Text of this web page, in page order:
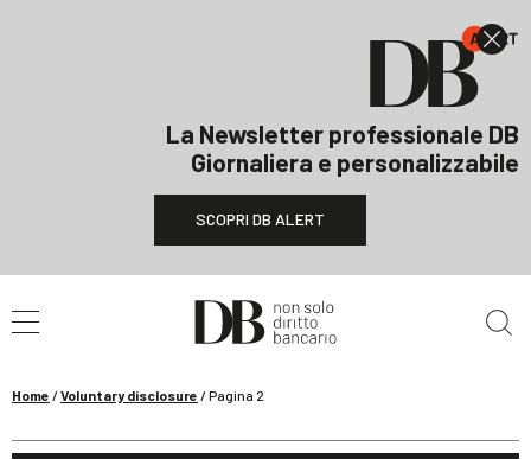
La Newsletter professionale DB
Giornaliera e personalizzabile
SCOPRI DB ALERT
Home /Voluntary disclosure /Pagina 2